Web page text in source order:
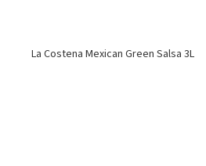
La Costena Mexican Green Salsa 3L